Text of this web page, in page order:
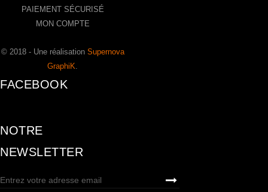
PAIEMENT SÉCURISÉ
MON COMPTE
© 2018 - Une réalisation Supernova
GraphiK
FACEBOOK
NOTRE
NEWSLETTER